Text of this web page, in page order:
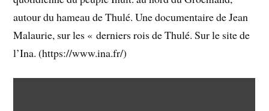
autour du hameau de Thulé. Une documentaire de Jean
Malaurie, sur les « derniers rois de Thulé. Sur le site de
l’Ina. (https://www.ina.fr/)